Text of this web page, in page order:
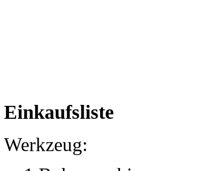
Einkaufsliste
Werkzeug: